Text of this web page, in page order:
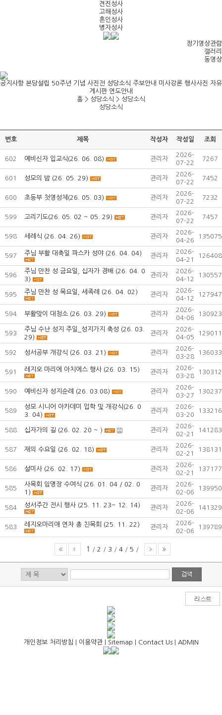
견진성사
고해성사
혼인성사
병자성사
정기영상관람
갤러리
동영상
공지사항 본당설립 50주년 기념 사진전 성당소식 주보안내 미사강론 행사사진 자유
게시판 연도안내
홈 > 성당소식 > 성당소식
성당소식
번호 제목 작성자 작성일 조회
602 예비신자 입교식(26. 06. 08) 관리자
2026-
07-22
7267
601 성모의 밤 (26. 05. 29) 관리자
2026-
07-22
7452
600 초등부 첫영성체(26. 05. 03) 관리자
2026-
07-22
7232
599 고리기도(26. 05. 02 ~ 05. 29) 관리자
2026-
07-22
7457
598 세례식 (26. 04. 26) 관리자
2026-
04-26
135075
597 주님 부활 대축일 파스카 성야 (26. 04. 04) 관리자
2026-
04-21
126408
596
주님 만찬 성 금요일, 십자가 경배 (26. 04. 0
3)
관리자
2026-
04-12
130557
595 주님 만찬 성 목요일, 세족례 (26. 04. 02) 관리자
2026-
04-12
127947
594 부활맞이 대청소 (26. 03. 29) 관리자
2026-
04-06
130923
593
주님 수난 성지 주일_성지가지 축성 (26. 03.
29)
관리자
2026-
04-05
129011
592 성서공부 개강식 (26. 03. 21) 관리자
2026-
03-28
136033
591 레지오 마리에 아치에스 행사 (26. 03. 15) 관리자
2026-
03-28
130312
590 예비신자 성지순례 (26. 03.08) 관리자
2026-
03-27
130237
589
성모 시니어 아카데미 입학 및 개강식(26. 0
3. 04)
관리자
2026-
03-20
133216
588 십자가의 길 (26. 02. 20 ~ ) 관리자
2026-
02-21
141283
587 재의 수요일 (26. 02. 18) 관리자
2026-
02-21
138131
586 설미사 (26. 02. 17) 관리자
2026-
02-21
137177
585
사목회 임명장 수여식 (26. 01. 04 / 02. 0
1)
관리자
2026-
02-06
139950
584 성서주간 전시 행사 (25. 11. 23~ 12. 14) 관리자
2026-
02-06
141329
583 레지오마리애 연차 총 친목회 (25. 11. 22) 관리자
2026-
02-06
139789
1 / 2 / 3 / 4 / 5 /
개인정보 처리방침 이용약관| Sitemap Contact Us| ADMIN